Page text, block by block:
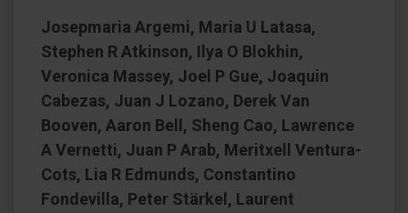
Josepmaria Argemi, Maria U Latasa,
Stephen R Atkinson, Ilya O Blokhin,
Veronica Massey, Joel P Gue, Joaquin
Cabezas, Juan J Lozano, Derek Van
Booven, Aaron Bell, Sheng Cao, Lawrence
A Vernetti, Juan P Arab, Meritxell Ventura-
Cots, Lia R Edmunds, Constantino
Fondevilla, Peter Stärkel, Laurent